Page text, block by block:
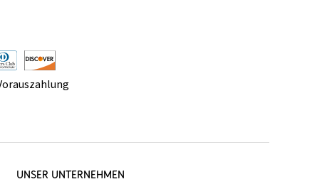
UNSER UNTERNEHMEN